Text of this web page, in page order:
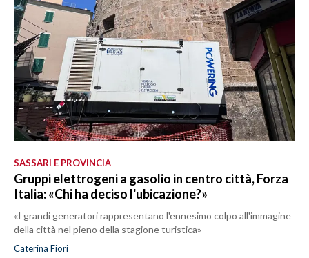
SASSARI E PROVINCIA
Gruppi elettrogeni a gasolio in centro città, Forza
Italia: «Chi ha deciso l'ubicazione?»
«I grandi generatori rappresentano l'ennesimo colpo all'immagine
della città nel pieno della stagione turistica»
Caterina Fiori